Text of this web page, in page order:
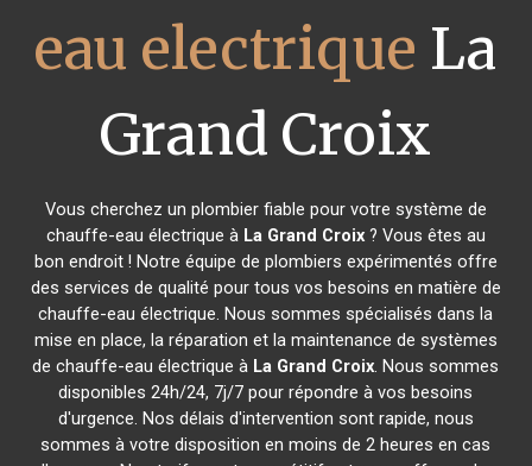
eau electrique La
Grand Croix
Vous cherchez un plombier fiable pour votre système de
chauffe-eau électrique à La Grand Croix? Vous êtes au
bon endroit ! Notre équipe de plombiers expérimentés offre
des services de qualité pour tous vos besoins en matière de
chauffe-eau électrique. Nous sommes spécialisés dans la
mise en place, la réparation et la maintenance de systèmes
de chauffe-eau électrique à La Grand Croix. Nous sommes
disponibles 24h/24, 7j/7 pour répondre à vos besoins
d'urgence. Nos délais d'intervention sont rapide, nous
sommes à votre disposition en moins de 2 heures en cas